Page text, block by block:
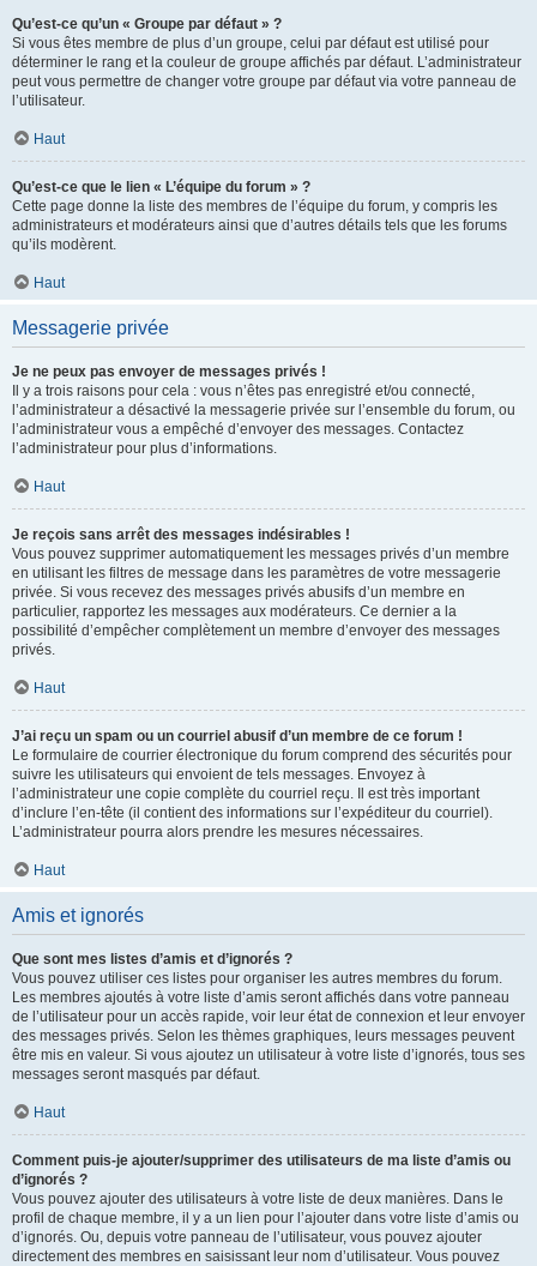
Qu’est-ce qu’un « Groupe par défaut » ?
Si vous êtes membre de plus d’un groupe, celui par défaut est utilisé pour
déterminer le rang et la couleur de groupe affichés par défaut. L’administrateur
peut vous permettre de changer votre groupe par défaut via votre panneau de
l’utilisateur.
Haut
Qu’est-ce que le lien « L’équipe du forum » ?
Cette page donne la liste des membres de l’équipe du forum, y compris les
administrateurs et modérateurs ainsi que d’autres détails tels que les forums
qu’ils modèrent.
Haut
Messagerie privée
Je ne peux pas envoyer de messages privés !
Il y a trois raisons pour cela : vous n’êtes pas enregistré et/ou connecté,
l’administrateur a désactivé la messagerie privée sur l’ensemble du forum, ou
l’administrateur vous a empêché d’envoyer des messages. Contactez
l’administrateur pour plus d’informations.
Haut
Je reçois sans arrêt des messages indésirables !
Vous pouvez supprimer automatiquement les messages privés d’un membre
en utilisant les filtres de message dans les paramètres de votre messagerie
privée. Si vous recevez des messages privés abusifs d’un membre en
particulier, rapportez les messages aux modérateurs. Ce dernier a la
possibilité d’empêcher complètement un membre d’envoyer des messages
privés.
Haut
J’ai reçu un spam ou un courriel abusif d’un membre de ce forum !
Le formulaire de courrier électronique du forum comprend des sécurités pour
suivre les utilisateurs qui envoient de tels messages. Envoyez à
l’administrateur une copie complète du courriel reçu. Il est très important
d’inclure l’en-tête (il contient des informations sur l’expéditeur du courriel).
L’administrateur pourra alors prendre les mesures nécessaires.
Haut
Amis et ignorés
Que sont mes listes d’amis et d’ignorés ?
Vous pouvez utiliser ces listes pour organiser les autres membres du forum.
Les membres ajoutés à votre liste d’amis seront affichés dans votre panneau
de l’utilisateur pour un accès rapide, voir leur état de connexion et leur envoyer
des messages privés. Selon les thèmes graphiques, leurs messages peuvent
être mis en valeur. Si vous ajoutez un utilisateur à votre liste d’ignorés, tous ses
messages seront masqués par défaut.
Haut
Comment puis-je ajouter/supprimer des utilisateurs de ma liste d’amis ou
d’ignorés ?
Vous pouvez ajouter des utilisateurs à votre liste de deux manières. Dans le
profil de chaque membre, il y a un lien pour l’ajouter dans votre liste d’amis ou
d’ignorés. Ou, depuis votre panneau de l’utilisateur, vous pouvez ajouter
directement des membres en saisissant leur nom d’utilisateur. Vous pouvez